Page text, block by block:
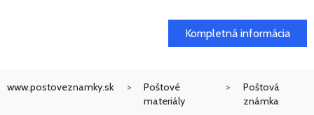
Kompletná informácia
www.postoveznamky.sk
Poštové
materiály
Poštová
známka